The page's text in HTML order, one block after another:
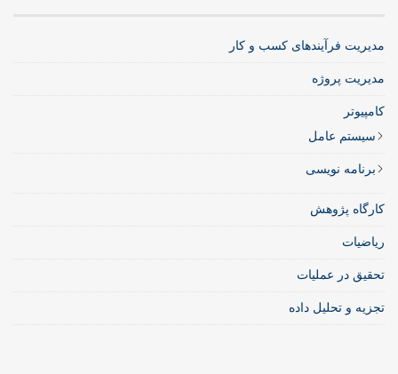
مدیریت فرآیندهای کسب و کار
مدیریت پروژه
کامپیوتر
سیستم عامل
برنامه نویسی
کارگاه پژوهش
ریاضیات
تحقیق در عملیات
تجزیه و تحلیل داده